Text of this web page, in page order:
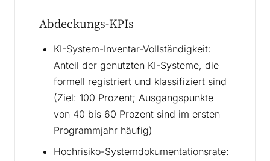
Abdeckungs-KPIs
KI-System-Inventar-Vollständigkeit:
Anteil der genutzten KI-Systeme, die
formell registriert und klassifiziert sind
(Ziel: 100 Prozent; Ausgangspunkte
von 40 bis 60 Prozent sind im ersten
Programmjahr häufig)
Hochrisiko-Systemdokumentationsrate: